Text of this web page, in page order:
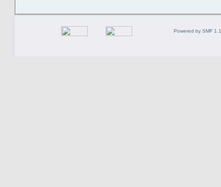
Powered by SMF